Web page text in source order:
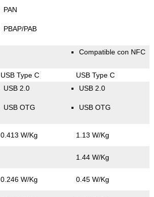
PAN
PBAP/PAB
Compatible con NFC
USB Type C USB Type C
USB 2.0
USB OTG
USB 2.0
USB OTG
0.413 W/Kg 1.13 W/Kg
1.44 W/Kg
0.246 W/Kg 0.45 W/Kg